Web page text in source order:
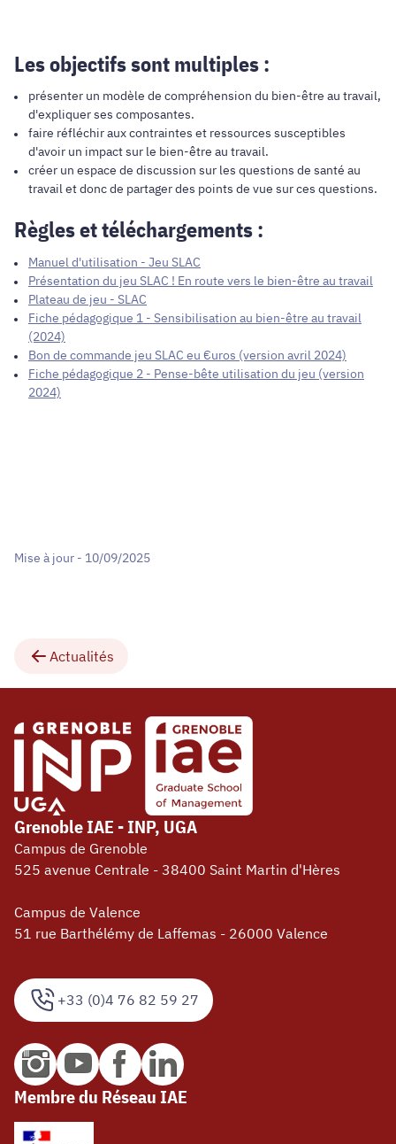
Les objectifs sont multiples :
présenter un modèle de compréhension du bien-être au travail,
d'expliquer ses composantes.
faire réfléchir aux contraintes et ressources susceptibles
d'avoir un impact sur le bien-être au travail.
créer un espace de discussion sur les questions de santé au
travail et donc de partager des points de vue sur ces questions.
Règles et téléchargements :
Manuel d'utilisation - Jeu SLAC
Présentation du jeu SLAC ! En route vers le bien-être au travail
Plateau de jeu - SLAC
Fiche pédagogique 1 - Sensibilisation au bien-être au travail
(2024)
Bon de commande jeu SLAC eu €uros (version avril 2024)
Fiche pédagogique 2 - Pense-bête utilisation du jeu (version
2024)
Mise à jour - 10/09/2025
Actualités
+33 (0)4 76 82 59 27
Grenoble IAE - INP, UGA
Campus de Grenoble
525 avenue Centrale - 38400 Saint Martin d'Hères
Campus de Valence
51 rue Barthélémy de Laffemas - 26000 Valence
Membre du Réseau IAE